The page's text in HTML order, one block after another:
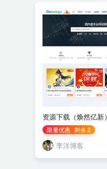
资源下载（焕然亿新）
限量优惠 剩余 2
李洋博客